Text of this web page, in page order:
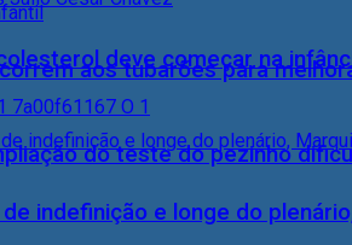
aos tubarões para
indefinição e longe do
deve começar na
do teste do pezinho